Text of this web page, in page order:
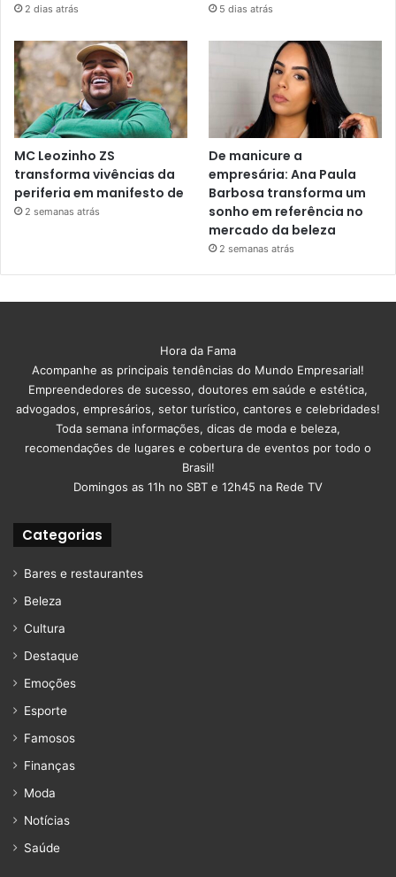
2 dias atrás 5 dias atrás
MC Leozinho ZS
transforma vivências da
periferia em manifesto de
2 semanas atrás
De manicure a
empresária: Ana Paula
Barbosa transforma um
sonho em referência no
mercado da beleza
2 semanas atrás
Hora da Fama
Acompanhe as principais tendências do Mundo Empresarial!
Empreendedores de sucesso, doutores em saúde e estética,
advogados, empresários, setor turístico, cantores e celebridades!
Toda semana informações, dicas de moda e beleza,
recomendações de lugares e cobertura de eventos por todo o
Brasil!
Domingos as 11h no SBT e 12h45 na Rede TV
Categorias
Bares e restaurantes
Beleza
Cultura
Destaque
Emoções
Esporte
Famosos
Finanças
Moda
Notícias
Saúde